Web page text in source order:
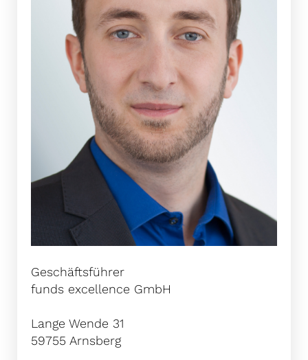
Geschäftsführer
funds excellence GmbH
Lange Wende 31
59755 Arnsberg